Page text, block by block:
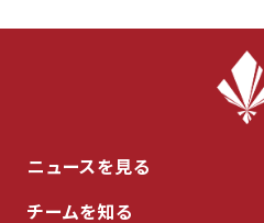
ニュースを見る
チームを知る